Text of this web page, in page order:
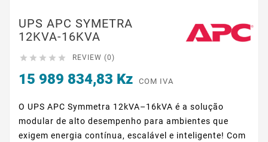
UPS APC SYMETRA
12KVA-16KVA
     REVIEW (0)
15 989 834,83 Kz COM IVA
O UPS APC Symmetra 12kVA–16kVA é a solução
modular de alto desempenho para ambientes que
exigem energia contínua, escalável e inteligente! Com